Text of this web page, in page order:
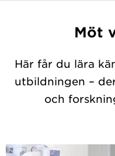
Möt
Här får du lära
utbildningen –
och